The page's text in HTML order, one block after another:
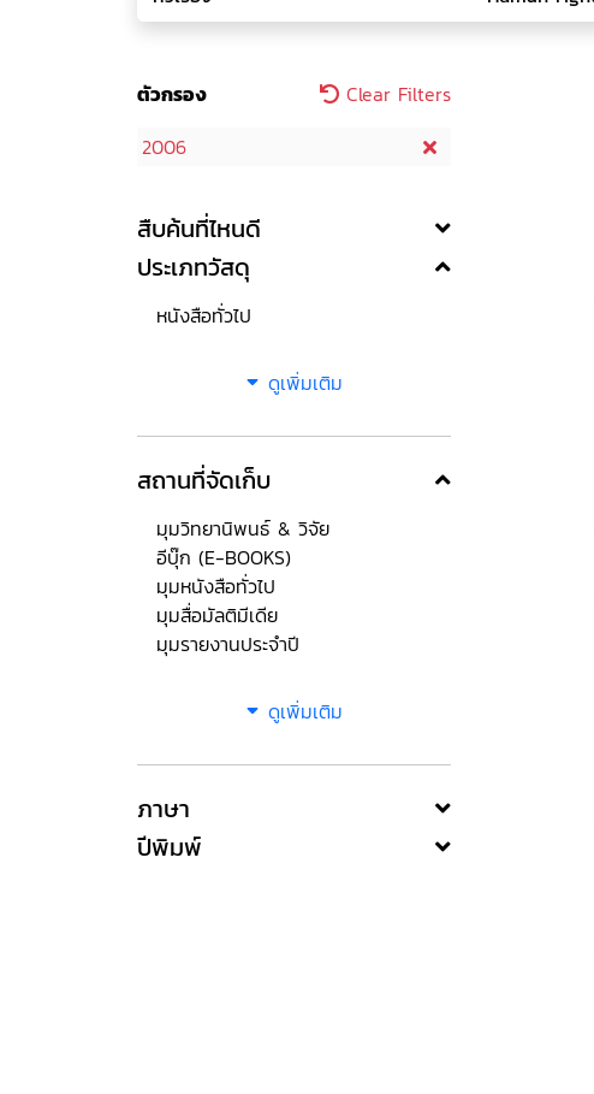
ตัวกรอง
Clear Filters
2006
สืบค้นที่ไหนดี
ประเภทวัสดุ
หนังสือทั่วไป
ดูเพิ่มเติม
สถานที่จัดเก็บ
มุมวิทยานิพนธ์ & วิจัย
อีบุ๊ก (E-BOOKS)
มุมหนังสือทั่วไป
มุมสื่อมัลติมีเดีย
มุมรายงานประจำปี
ดูเพิ่มเติม
ภาษา
ปีพิมพ์